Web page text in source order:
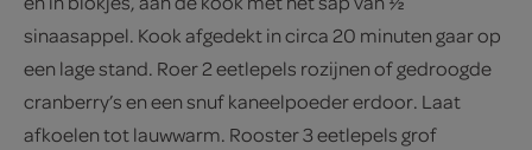
sinaasappel. Kook afgedekt in circa 20 minuten gaar op
een lage stand. Roer 2 eetlepels rozijnen of gedroogde
cranberry’s en een snuf kaneelpoeder erdoor. Laat
afkoelen tot lauwwarm. Rooster 3 eetlepels grof